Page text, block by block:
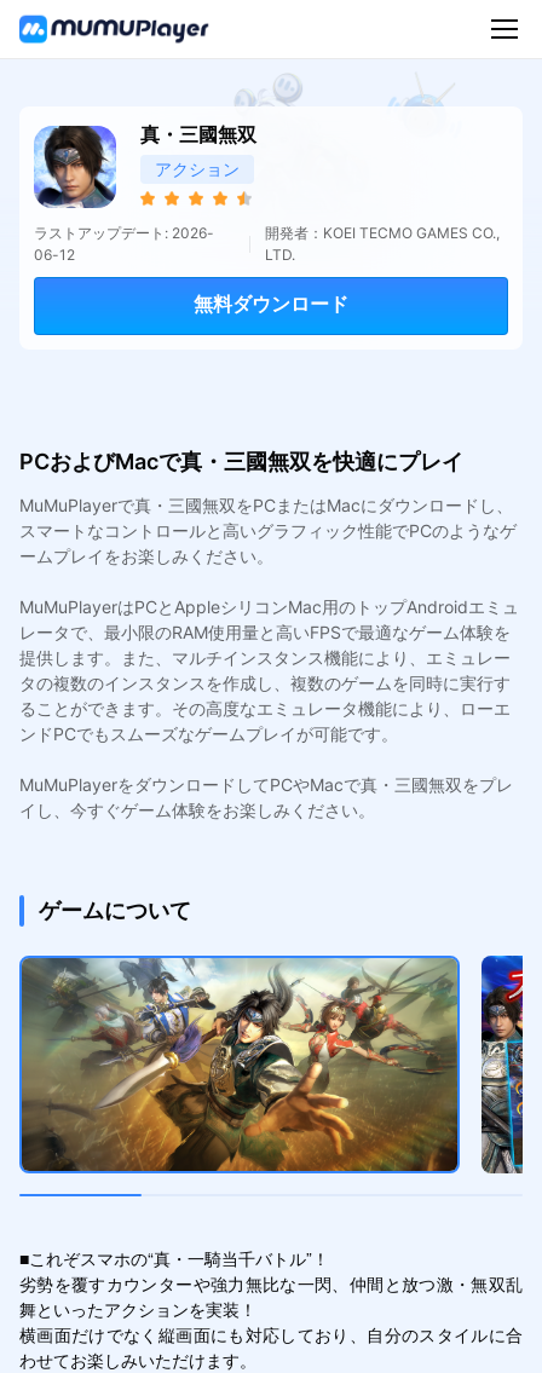
真・三國無双
アクション
ラストアップデート: 2026-
06-12
開発者：KOEI TECMO GAMES CO.,
LTD.
無料ダウンロード
PCおよびMacで真・三國無双を快適にプレイ
MuMuPlayerで真・三國無双をPCまたはMacにダウンロードし、
スマートなコントロールと高いグラフィック性能でPCのようなゲ
ームプレイをお楽しみください。
MuMuPlayerはPCとAppleシリコンMac用のトップAndroidエミュ
レータで、最小限のRAM使用量と高いFPSで最適なゲーム体験を
提供します。また、マルチインスタンス機能により、エミュレー
タの複数のインスタンスを作成し、複数のゲームを同時に実行す
ることができます。その高度なエミュレータ機能により、ローエ
ンドPCでもスムーズなゲームプレイが可能です。
MuMuPlayerをダウンロードしてPCやMacで真・三國無双をプレ
イし、今すぐゲーム体験をお楽しみください。
ゲームについて
■これぞスマホの“真・一騎当千バトル”！
劣勢を覆すカウンターや強力無比な一閃、仲間と放つ激・無双乱
舞といったアクションを実装！
横画面だけでなく縦画面にも対応しており、自分のスタイルに合
わせてお楽しみいただけます。